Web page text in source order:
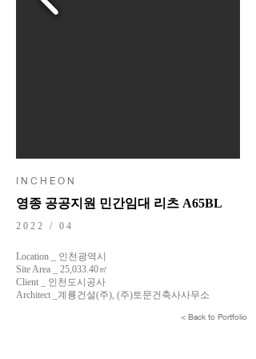
I N C H E O N
영종 공공지원 민간임대 리츠 A65BL
2022 / 04
Location _ 인천광역시
Site Area _ 25,033.40㎡
Client _ 인천도시공사
Architect _계룡건설(주), (주)토문건축사사무소
< Back to Portfolio